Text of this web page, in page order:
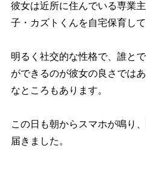
彼女は近所に住んでいる専業
子・カズトくんを自宅保育して
明るく社交的な性格で、誰と
ができるのが彼女の良さでは
なところもあります。
この日も朝からスマホが鳴り
届きました。